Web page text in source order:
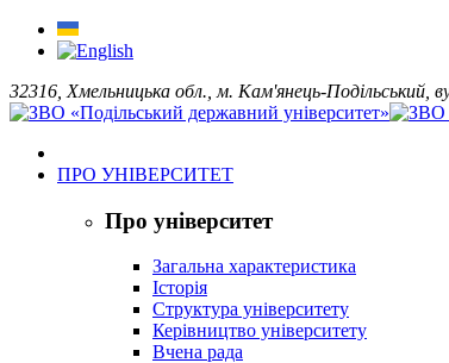
32316, Хмельницька обл., м. Кам'янець-Подільський,
ПРО УНІВЕРСИТЕТ
Про університет
Загальна характеристика
Історія
Структура університету
Керівництво університету
Вчена рада